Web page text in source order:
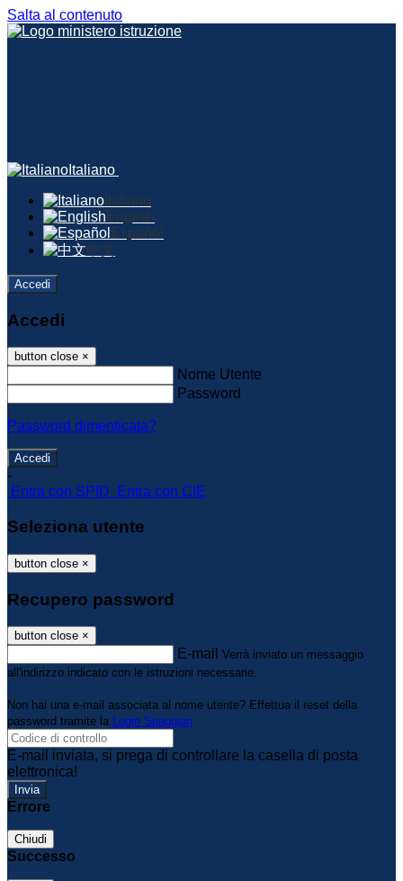
Salta al contenuto
Italiano
Italiano
English
Español
中文
Accedi
Accedi
button close ×
Nome Utente
Password
Password dimenticata?
-
Entra con SPID
Entra con CIE
Seleziona utente
button close ×
Recupero password
button close ×
E-mail Verrà inviato un messaggio
all'indirizzo indicato con le istruzioni necessarie.
Non hai una e-mail associata al nome utente? Effettua il reset della
password tramite la Login Spaggiari
E-mail inviata, si prega di controllare la casella di posta
elettronica!
Errore
Chiudi
Successo